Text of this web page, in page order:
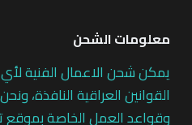
معلومات الشحن
يمكن شحن الاعمال الفنية
القوانين العراقية النافذة،
وقواعد العمل الخاصة بموقع